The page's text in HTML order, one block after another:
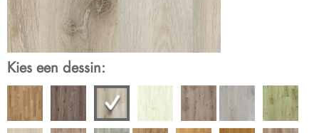
Kies een dessin: